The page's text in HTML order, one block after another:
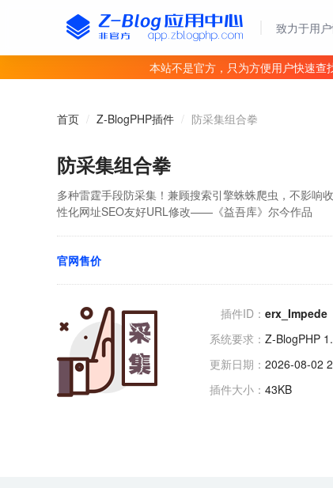
致力于用
本站不是官方，只为方便用户快速查
首页 / Z-BlogPHP插件 / 防采集组合拳
防采集组合拳
多种雷霆手段防采集！兼顾搜索引擎蛛蛛爬虫，不影响
性化网址SEO友好URL修改——《益吾库》尔今作品
官网售价
插件ID： erx_Impede
系统要求： Z-BlogPHP
更新日期： 2026-08-02
插件大小： 43KB